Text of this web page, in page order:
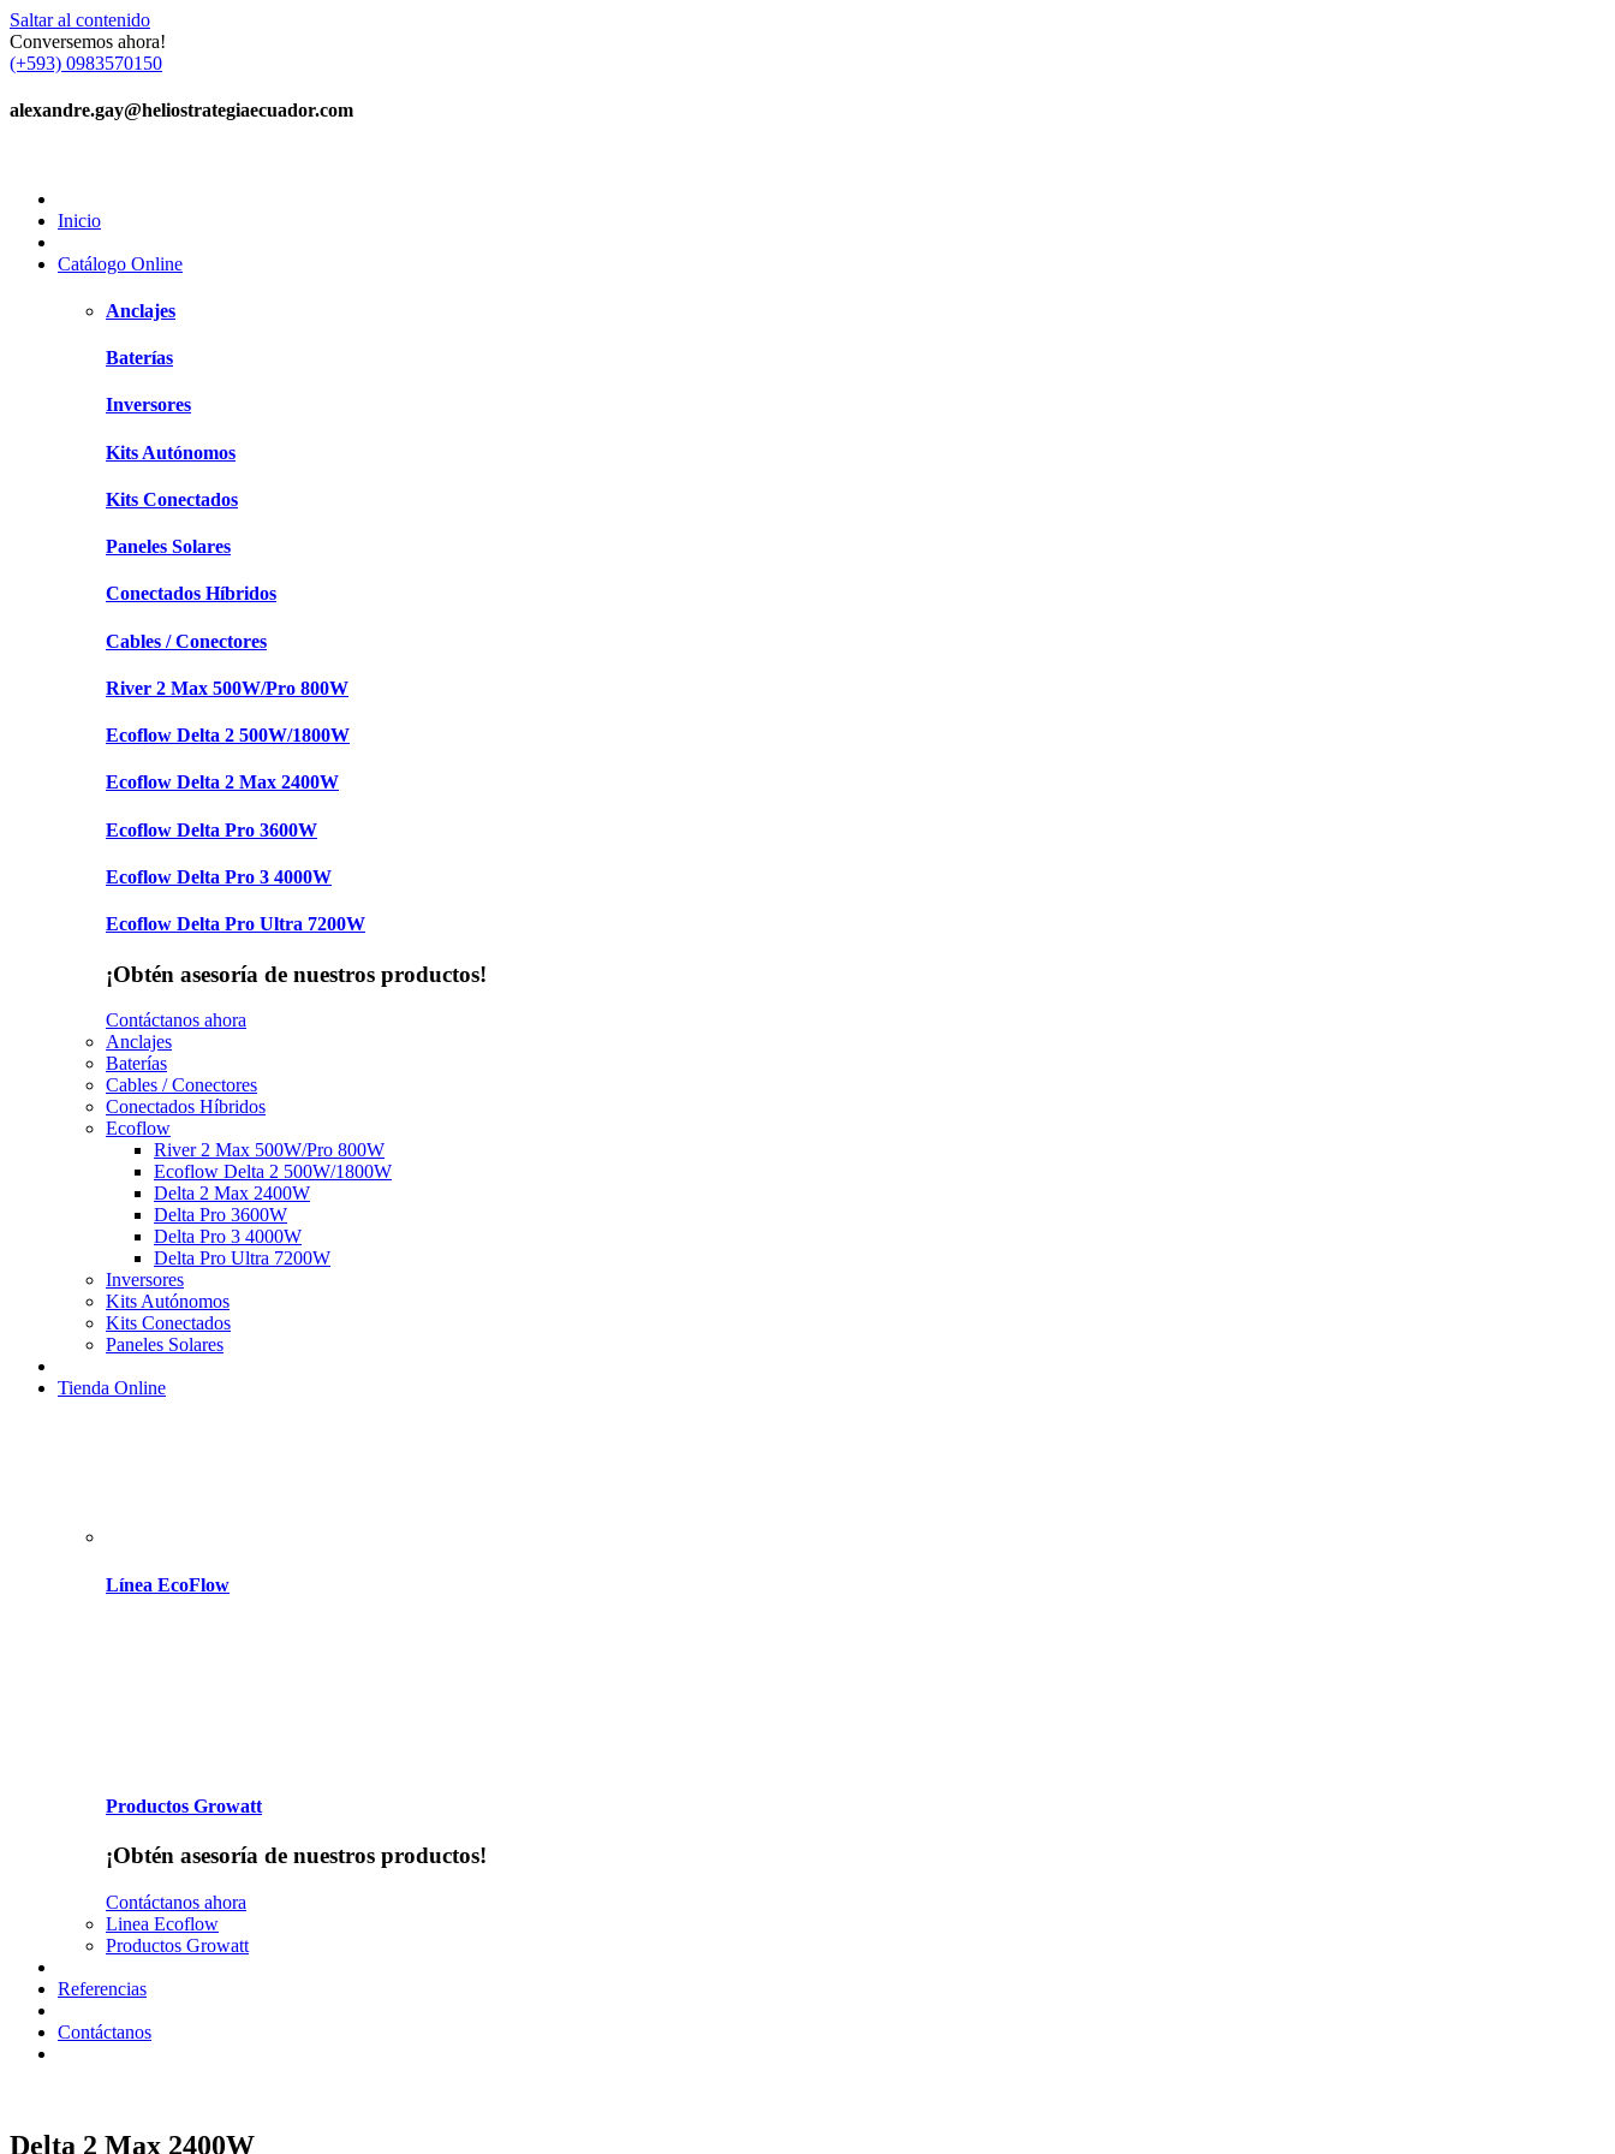
Saltar al contenido
Conversemos ahora!
(+593) 0983570150
alexandre.gay@heliostrategiaecuador.com
Inicio
Catálogo Online
Anclajes
Baterías
Inversores
Kits Autónomos
Kits Conectados
Paneles Solares
Conectados Híbridos
Cables / Conectores
River 2 Max 500W/Pro 800W
Ecoflow Delta 2 500W/1800W
Ecoflow Delta 2 Max 2400W
Ecoflow Delta Pro 3600W
Ecoflow Delta Pro 3 4000W
Ecoflow Delta Pro Ultra 7200W
¡Obtén asesoría de nuestros productos!
Contáctanos ahora
Anclajes
Baterías
Cables / Conectores
Conectados Híbridos
Ecoflow
River 2 Max 500W/Pro 800W
Ecoflow Delta 2 500W/1800W
Delta 2 Max 2400W
Delta Pro 3600W
Delta Pro 3 4000W
Delta Pro Ultra 7200W
Inversores
Kits Autónomos
Kits Conectados
Paneles Solares
Tienda Online
Línea EcoFlow
Productos Growatt
¡Obtén asesoría de nuestros productos!
Contáctanos ahora
Linea Ecoflow
Productos Growatt
Referencias
Contáctanos
Delta 2 Max 2400W